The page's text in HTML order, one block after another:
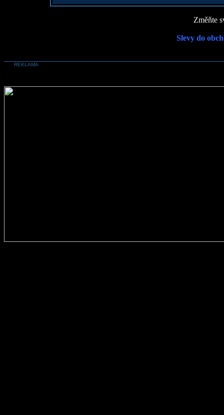
Změňte
Slevy do
REKLAMA